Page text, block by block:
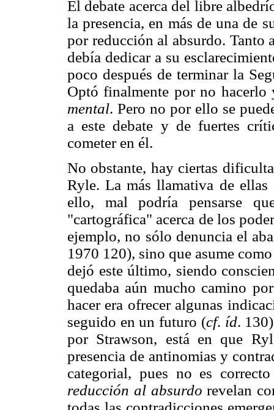
El debate acerca del libre
la presencia, en más de una de
por reducción al absurdo. Tanto
debía dedicar a su
poco después de terminar la
Optó finalmente por no
mental. Pero no por ello se
a este debate y de fuertes
cometer en él.
No obstante, hay ciertas
Ryle. La más llamativa de
ello, mal podría pensarse
"cartográfica" acerca de los
ejemplo, no sólo denuncia el
1970 120), sino que asume
dejó este último, siendo
quedaba aún mucho camino
hacer era ofrecer algunas
seguido en un futuro (cf. íd.
por Strawson, está en que
presencia de antinomias y
categorial, pues no es
reducción al absurdorevelan